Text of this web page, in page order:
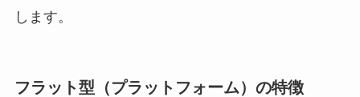
します。
フラット型（プラットフォーム）の特徴